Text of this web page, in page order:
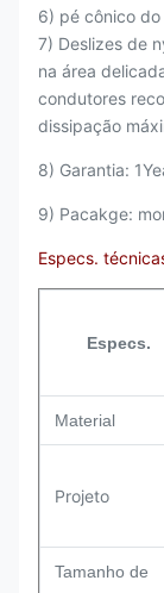
6) pé cônico
7) Deslizes de
na área
condutores
dissipação
8) Garantia:
9) Pacakge:
Especs.
Especs.
Material
Projeto
Tamanho de